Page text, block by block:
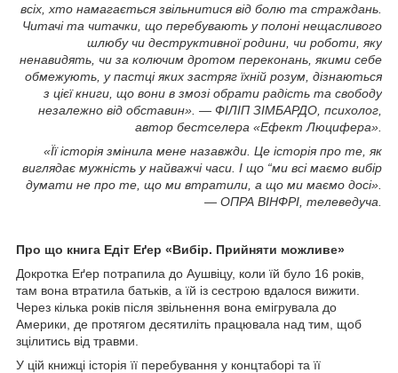
всіх, хто намагається звільнитися від болю та страждань.
Читачі та читачки, що перебувають у полоні нещасливого
шлюбу чи деструктивної родини, чи роботи, яку
ненавидять, чи за колючим дротом переконань, якими себе
обмежують, у пастці яких застряг їхній розум, дізнаються
з цієї книги, що вони в змозі обрати радість та свободу
незалежно від обставин». — ФІЛІП ЗІМБАРДО, психолог,
автор бестселера «Ефект Люцифера».
«Її історія змінила мене назавжди. Це історія про те, як
виглядає мужність у найважчі часи. І що “ми всі маємо вибір
думати не про те, що ми втратили, а що ми маємо досі».
— ОПРА ВІНФРІ, телеведуча.
Про що книга Едіт Еґер «Вибір. Прийняти можливе»
Докротка Еґер потрапила до Аушвіцу, коли їй було 16 років,
там вона втратила батьків, а їй із сестрою вдалося вижити.
Через кілька років після звільнення вона емігрувала до
Америки, де протягом десятиліть працювала над тим, щоб
зцілитись від травми.
У цій книжці історія її перебування у концтаборі та її